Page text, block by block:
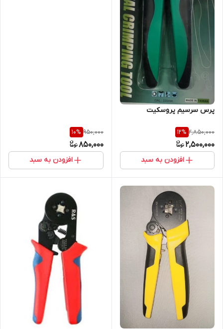
پرس سرسیم پروسکیت
2,850,000
12%
2,500,000
افزودن به سبد
950,000
10%
850,000
افزودن به سبد